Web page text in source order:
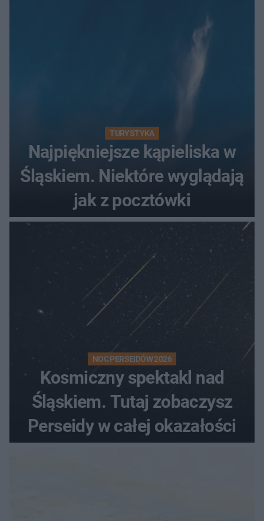
TURYSTYKA
Najpiękniejsze kąpieliska w
Śląskiem. Niektóre wyglądają
jak z pocztówki
NOC PERSEIDÓW 2026
Kosmiczny spektakl nad
Śląskiem. Tutaj zobaczysz
Perseidy w całej okazałości